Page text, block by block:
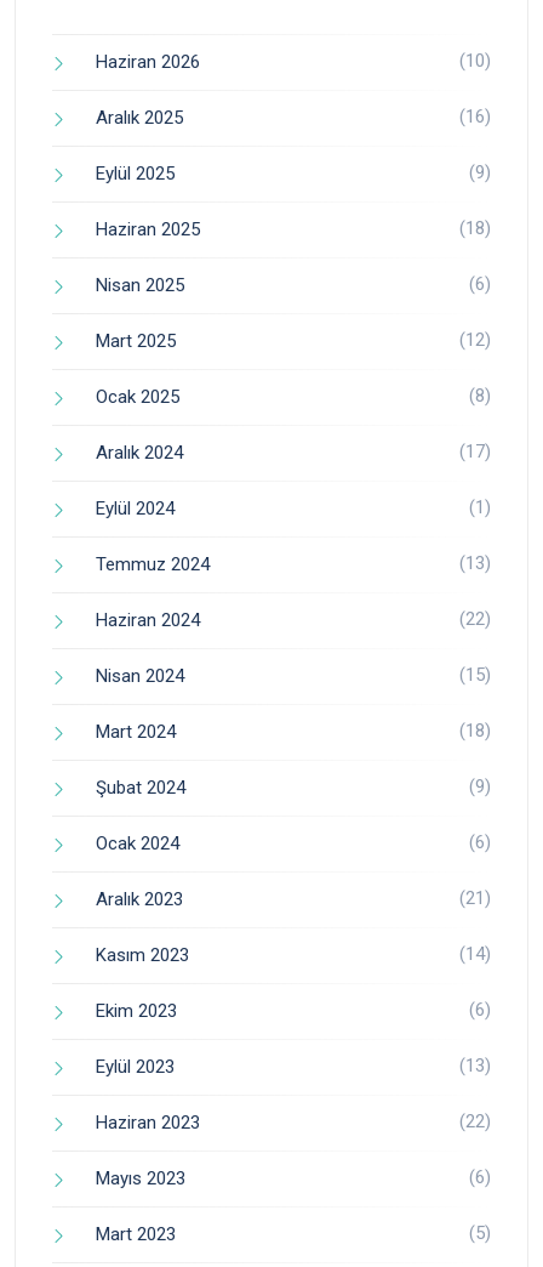
Haziran 2026 (10)
Aralık 2025 (16)
Eylül 2025 (9)
Haziran 2025 (18)
Nisan 2025 (6)
Mart 2025 (12)
Ocak 2025 (8)
Aralık 2024 (17)
Eylül 2024 (1)
Temmuz 2024 (13)
Haziran 2024 (22)
Nisan 2024 (15)
Mart 2024 (18)
Şubat 2024 (9)
Ocak 2024 (6)
Aralık 2023 (21)
Kasım 2023 (14)
Ekim 2023 (6)
Eylül 2023 (13)
Haziran 2023 (22)
Mayıs 2023 (6)
Mart 2023 (5)